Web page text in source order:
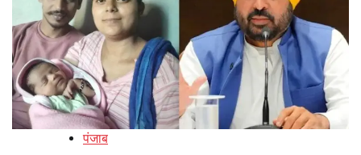
पंजाब